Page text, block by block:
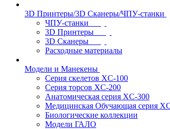
3D Принтеры/3D Сканеры/ЧПУ-станки
ЧПУ-станки
3D Принтеры
3D Сканеры
Расходные материалы
Модели и Манекены
Серия скелетов XC-100
Серия торсов XC-200
Анатомическая серия XC-300
Медицинская Обучающая серия
Биологические коллекции
Модели ГАЛО